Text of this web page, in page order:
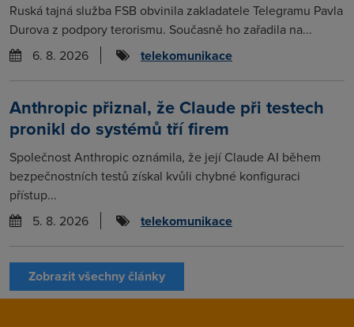
Ruská tajná služba FSB obvinila zakladatele Telegramu Pavla
Durova z podpory terorismu. Současně ho zařadila na...
6. 8. 2026
telekomunikace
Anthropic přiznal, že Claude při testech
pronikl do systémů tří firem
Společnost Anthropic oznámila, že její Claude AI během
bezpečnostních testů získal kvůli chybné konfiguraci
přístup...
5. 8. 2026
telekomunikace
Zobrazit všechny články